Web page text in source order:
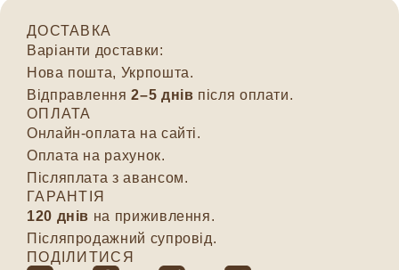
ДОСТАВКА
Варіанти доставки:
Нова пошта, Укрпошта.
Відправлення2–5 днів після оплати.
ОПЛАТА
Онлайн-оплата на сайті.
Оплата на рахунок.
Післяплата з авансом.
ГАРАНТІЯ
120 днів на приживлення.
Післяпродажний супровід.
ПОДІЛИТИСЯ